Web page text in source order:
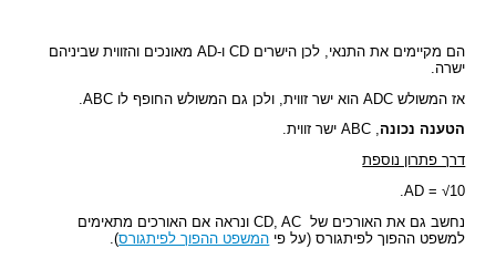
הם מקיימים את התנאי, לכן הישרים CD ו-AD מאונכים והזווית שביניהם
ישרה.
אז המשולש ADC הוא ישר זווית, ולכן גם המשולש החופף לו ABC.
הטענה נכונה, ABC ישר זווית.
דרך פתרון נוספת
AD = √10.
נחשב גם את האורכים של CD, AC ונראה אם האורכים מתאימים
למשפט ההפוך לפיתגורס (על פי המשפט ההפוך לפיתגורס).